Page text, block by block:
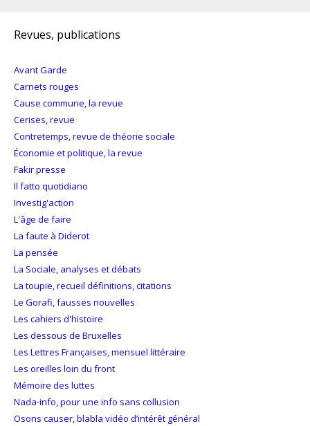
Revues, publications
Avant Garde
Carnets rouges
Cause commune, la revue
Cerises, revue
Contretemps, revue de théorie sociale
Économie et politique, la revue
Fakir presse
Il fatto quotidiano
Investig'action
L'âge de faire
La faute à Diderot
La pensée
La Sociale, analyses et débats
La toupie, recueil définitions, citations
Le Gorafi, fausses nouvelles
Les cahiers d'histoire
Les dessous de Bruxelles
Les Lettres Françaises, mensuel littéraire
Les oreilles loin du front
Mémoire des luttes
Nada-info, pour une info sans collusion
Osons causer, blabla vidéo d’intérêt général